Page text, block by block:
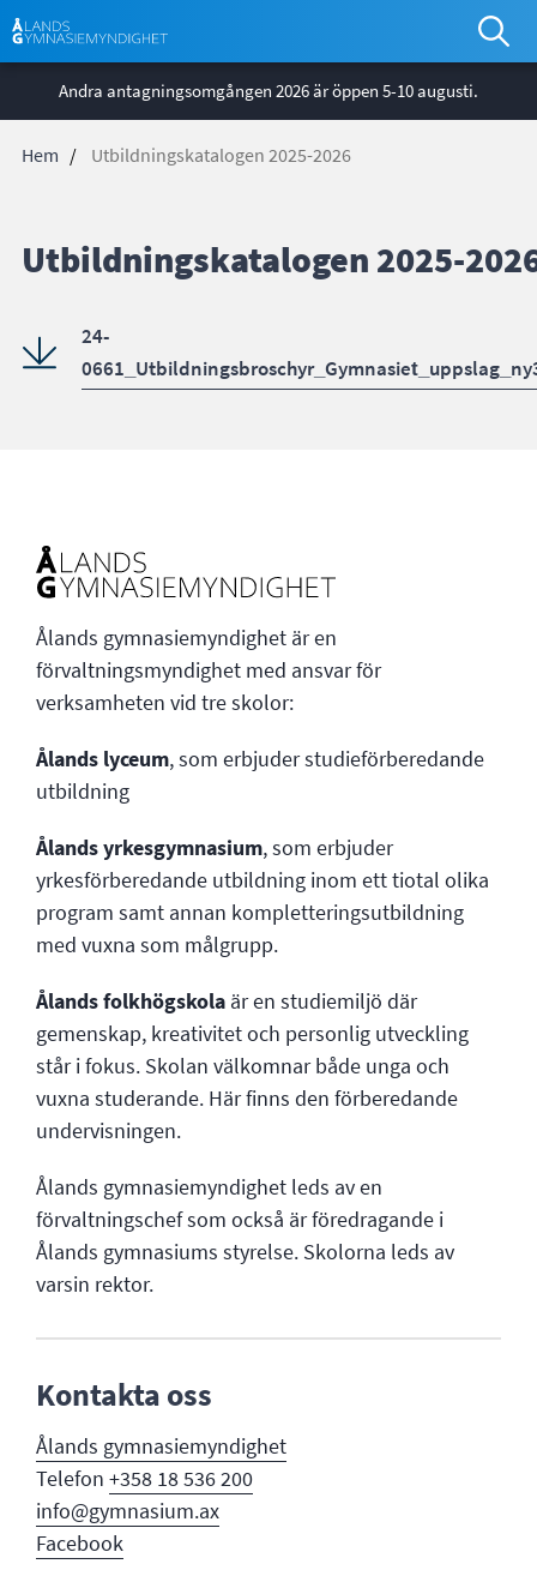
till
huvudinnehåll
Andra antagningsomgången 2026 är öppen 5-10 augusti.
*
Hem Utbildningskatalogen 2025-2026
Utbildningskatalogen 2025-
24-
Ålands gymnasiemyndighet är en
förvaltningsmyndighet med ansvar för
verksamheten vid tre skolor:
Ålands lyceum, som erbjuder studieförberedande
utbildning
Ålands yrkesgymnasium, som erbjuder
yrkesförberedande utbildning inom ett tiotal olika
program samt annan kompletteringsutbildning
med vuxna som målgrupp.
Ålands folkhögskola är en studiemiljö där
gemenskap, kreativitet och personlig utveckling
står i fokus. Skolan välkomnar både unga och
vuxna studerande. Här finns den förberedande
undervisningen.
Ålands gymnasiemyndighet leds av en
förvaltningschef som också är föredragande i
Ålands gymnasiums styrelse. Skolorna leds av
varsin rektor.
Kontakta oss
Ålands gymnasiemyndighet
Telefon +358 18 536 200
info@gymnasium.ax
Facebook